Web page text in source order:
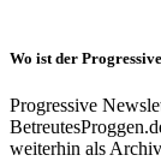
Wo ist der
Progressive
weiterhin als